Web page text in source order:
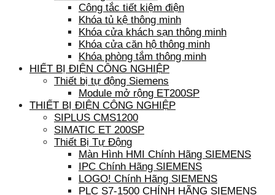
Công tắc tiết kiệm điện
Khóa tủ kệ thông minh
Khóa cửa khách sạn thông minh
Khóa cửa căn hộ thông minh
Khóa phòng tắm thông minh
HIẾT BỊ ĐIỆN CÔNG NGHIỆP
Thiết bị tự động Siemens
Module mở rộng ET200SP
THIẾT BỊ ĐIỆN CÔNG NGHIỆP
SIPLUS CMS1200
SIMATIC ET 200SP
Thiết Bị Tự Động
Màn Hình HMI Chính Hãng SIEMENS
IPC Chính Hãng SIEMENS
LOGO! Chính Hãng SIEMENS
PLC S7-1500 CHÍNH HÃNG SIEMENS